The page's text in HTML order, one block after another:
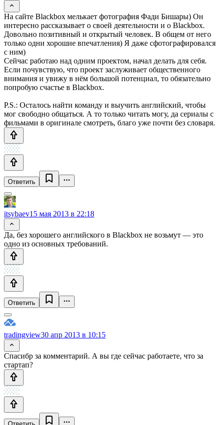
На сайте Blackbox мелькает фотография Фади Бишары) Он
интересно рассказывает о своей деятельности и о Blackbox.
Довольно позитивный и открытый человек. В общем от него
только одни хорошие впечатления) Я даже сфотографировался
с ним)
Сейчас работаю над одним проектом, начал делать для себя.
Если почувствую, что проект заслуживает общественного
внимания и увижу в нём большой потенциал, то обязательно
попробую счастье в Blackbox.
P.S.: Осталось найти команду и выучить английский, чтобы
мог свободно общаться. А то только читать могу, да сериалы с
фильмами в оригинале смотреть, благо уже почти без словаря.
Ответить
itsybaev15 мая 2013 в 22:18
Да, без хорошего английского в Blackbox не возьмут — это
одно из основных требований.
Ответить
tradingview30 апр 2013 в 10:15
Спасибр за комментарий. А вы где сейчас работаете, что за
стартап?